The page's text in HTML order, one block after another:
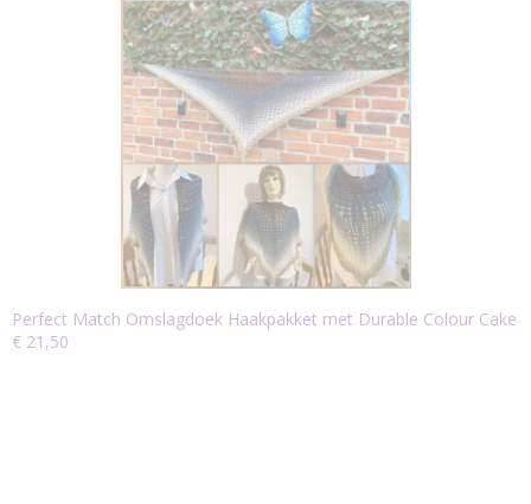
Perfect Match Omslagdoek Haakpakket met Durable Colour Cake
€ 21,50